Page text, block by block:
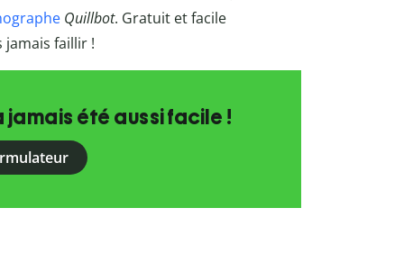
Quillbot. Gratuit et facile
jamais faillir !
jamais été aussi facile !